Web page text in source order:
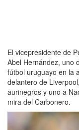
El vicepresidente de
Abel Hernández, uno
fútbol uruguayo en la
delantero de
aurinegros y uno a
mira del Carbonero.